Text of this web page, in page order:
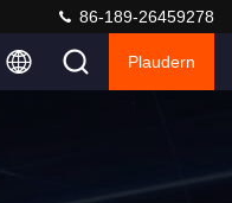
86-189-26459278
Plaudern